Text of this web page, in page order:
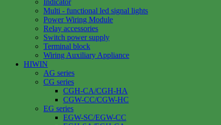
Multi - functional led signal lights
Power Wiring Module
Relay accessories
Switch power supply
Terminal block
Wiring Auxiliary Appliance
HIWIN
AG series
CG series
CGH-CA/CGH-HA
CGW-CC/CGW-HC
EG series
EGW-SC/EGW-CC